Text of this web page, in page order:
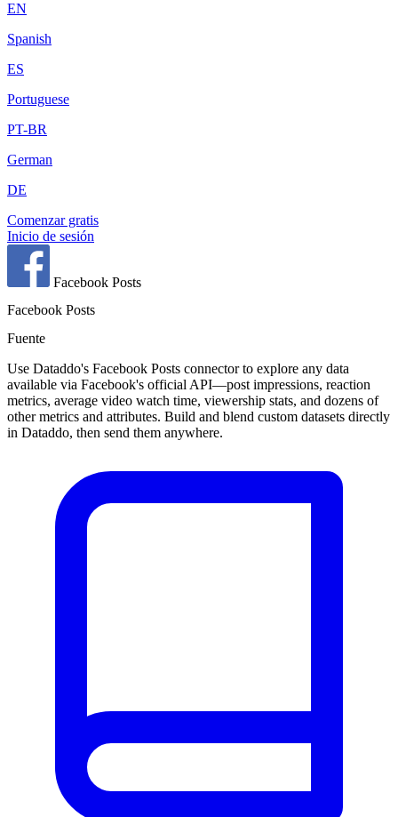
EN
Spanish
ES
Portuguese
PT-BR
German
DE
Comenzar gratis
Inicio de sesión
Facebook Posts
Facebook Posts
Fuente
Use Dataddo's Facebook Posts connector to explore any data
available via Facebook's official API—post impressions, reaction
metrics, average video watch time, viewership stats, and dozens of
other metrics and attributes. Build and blend custom datasets directly
in Dataddo, then send them anywhere.